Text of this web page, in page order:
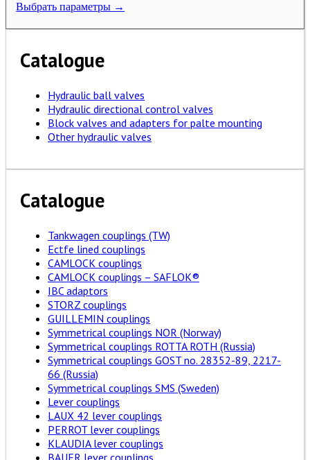
Выбрать параметры →
Catalogue
Hydraulic ball valves
Hydraulic directional control valves
Block valves and adapters for palte mounting
Other hydraulic valves
Catalogue
Tankwagen couplings (TW)
Ectfe lined couplings
CAMLOCK couplings
CAMLOCK couplings – SAFLOK®
IBC adaptors
STORZ couplings
GUILLEMIN couplings
Symmetrical couplings NOR (Norway)
Symmetrical couplings ROTTA ROTH (Russia)
Symmetrical couplings GOST no. 28352-89, 2217-
66 (Russia)
Symmetrical couplings SMS (Sweden)
Lever couplings
LAUX 42 lever couplings
PERROT lever couplings
KLAUDIA lever couplings